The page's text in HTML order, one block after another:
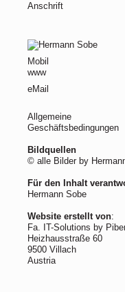
Anschrift
Mobil
www
eMail
Allgemeine
Geschäftsbedingungen
Bildquellen
© alle Bilder by
Für den Inhalt
Hermann Sobe
Website erstellt von:
Fa. IT-Solutions by
Heizhausstraße 60
9500 Villach
Austria